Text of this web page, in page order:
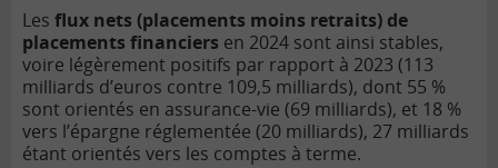
Les flux nets (placements moins retraits) de
placements financiers en 2024 sont ainsi stables,
voire légèrement positifs par rapport à 2023 (113
milliards d’euros contre 109,5 milliards), dont 55 %
sont orientés en assurance-vie (69 milliards), et 18 %
vers l’épargne réglementée (20 milliards), 27 milliards
étant orientés vers les comptes à terme.